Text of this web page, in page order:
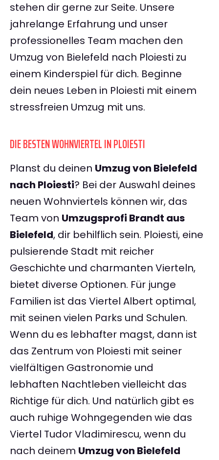
stehen dir gerne zur Seite. Unsere
jahrelange Erfahrung und unser
professionelles Team machen den
Umzug von Bielefeld nach Ploiesti zu
einem Kinderspiel für dich. Beginne
dein neues Leben in Ploiesti mit einem
stressfreien Umzug mit uns.
DIE BESTEN WOHNVIERTEL IN PLOIESTI
Planst du deinen Umzug von Bielefeld
nach Ploiesti? Bei der Auswahl deines
neuen Wohnviertels können wir, das
Team von Umzugsprofi Brandt aus
Bielefeld, dir behilflich sein. Ploiesti, eine
pulsierende Stadt mit reicher
Geschichte und charmanten Vierteln,
bietet diverse Optionen. Für junge
Familien ist das Viertel Albert optimal,
mit seinen vielen Parks und Schulen.
Wenn du es lebhafter magst, dann ist
das Zentrum von Ploiesti mit seiner
vielfältigen Gastronomie und
lebhaften Nachtleben vielleicht das
Richtige für dich. Und natürlich gibt es
auch ruhige Wohngegenden wie das
Viertel Tudor Vladimirescu, wenn du
nach deinem Umzug von Bielefeld